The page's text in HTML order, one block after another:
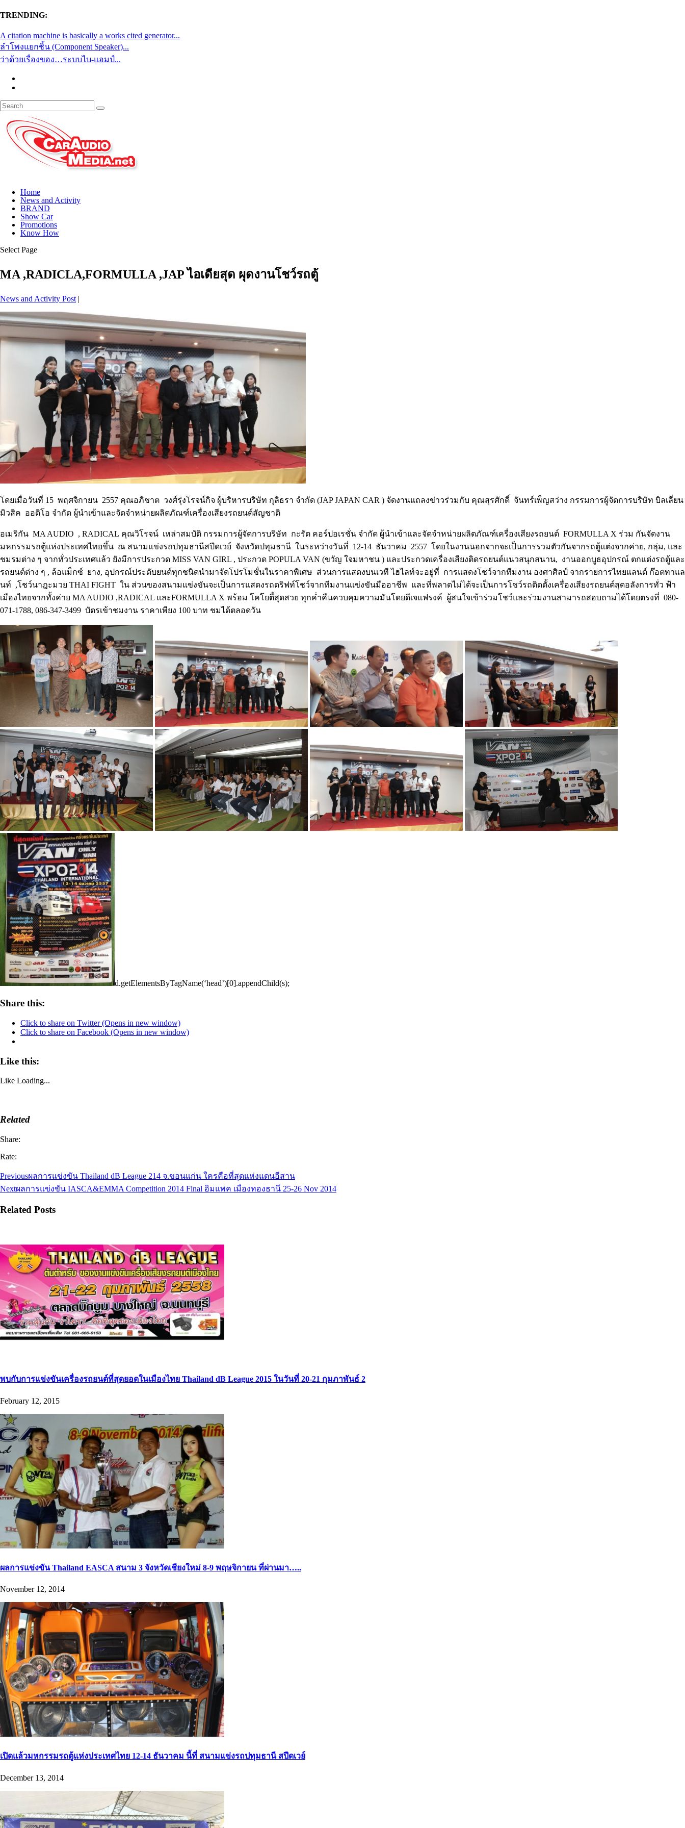
TRENDING:
A citation machine is basically a works cited generator...
ลำโพงแยกชิ้น (Component Speaker)...
ว่าด้วยเรื่องของ…ระบบไบ-แอมป์...
Home
News and Activity
BRAND
Show Car
Promotions
Know How
Select Page
MA ,RADICLA,FORMULLA ,JAP ไอเดียสุด ผุดงานโชว์รถตู้
News and Activity Post |
โดยเมื่อวันที่ 15 พฤศจิกายน 2557 คุณอภิชาต วงศ์รุ่งโรจน์กิจ ผู้บริหารบริษัท กุลิธรา จำกัด (JAP JAPAN CAR ) จัดงานแถลงข่าวร่วมกับ คุณสุรศักดิ์ จันทร์เพ็ญสว่าง กรรมการผู้จัดการบริษัท บิลเลี่ยน
มิวสิค ออดิโอ จำกัด ผู้นำเข้าและจัดจำหน่ายผลิตภัณฑ์เครื่องเสียงรถยนต์สัญชาติ
อเมริกัน MA AUDIO , RADICAL คุณวิโรจน์ เหล่าสมบัติ กรรมการผู้จัดการบริษัท กะรัต คอร์ปอเรชั่น จำกัด ผู้นำเข้าและจัดจำหน่ายผลิตภัณฑ์เครื่องเสียงรถยนต์ FORMULLA X ร่วม กันจัดงาน
มหกรรมรถตู้แห่งประเทศไทยขึ้น ณ สนามแข่งรถปทุมธานีสปีดเวย์ จังหวัดปทุมธานี ในระหว่างวันที่ 12-14 ธันวาคม 2557 โดยในงานนอกจากจะเป็นการรวมตัวกันจากรถตู้แต่งจากค่าย, กลุ่ม, และ
ชมรมต่าง ๆ จากทั่วประเทศแล้ว ยังมีการประกวด MISS VAN GIRL , ประกวด POPULA VAN (ขวัญ ใจมหาชน ) และประกวดเครื่องเสียงติดรถยนต์แนวสนุกสนาน, งานออกบูธอุปกรณ์ ตกแต่งรถตู้และ
รถยนต์ต่าง ๆ , ล้อแม็กซ์ ยาง, อุปกรณ์ประดับยนต์ทุกชนิดนำมาจัดโปรโมชั่นในราคาพิเศษ ส่วนการแสดงบนเวที ไฮไลท์จะอยู่ที่ การแสดงโชว์จากทีมงาน องศาศิลป์ จากรายการไทยแลนด์ ก๊อตทาแล
นท์ ,โชว์นาฎะมวย THAI FIGHT ใน ส่วนของสนามแข่งขันจะเป็นการแสดงรถดริฟท์โชว์จากทีมงานแข่งขันมืออาชีพ และที่พลาดไม่ได้จะเป็นการโชว์รถติดตั้งเครื่องเสียงรถยนต์สุดอลังการทั่ว ฟ้า
เมืองไทยจากทั้งค่าย MA AUDIO ,RADICAL และFORMULLA X พร้อม โคโยตี้สุดสวย ทุกค่ำคืนควบคุมความมันโดยดีเจแฟรงค์ ผู้สนใจเข้าร่วมโชว์และร่วมงานสามารถสอบถามได้โดยตรงที่ 080-
071-1788, 086-347-3499 บัตรเข้าชมงาน ราคาเพียง 100 บาท ชมได้ตลอดวัน
d.getElementsByTagName(‘head’)[0].appendChild(s);
Share this:
Click to share on Twitter (Opens in new window)
Click to share on Facebook (Opens in new window)
Like this:
Like Loading...
Related
Share:
Rate:
Previousผลการแข่งขัน Thailand dB League 214 จ.ขอนแก่น ใครคือที่สุดแห่งแดนอีสาน
Nextผลการแข่งขัน IASCA&EMMA Competition 2014 Final อิมแพค เมืองทองธานี 25-26 Nov 2014
Related Posts
พบกับการแข่งขันเครื่องรถยนต์ที่สุดยอดในเมืองไทย Thailand dB League 2015 ในวันที่ 20-21 กุมภาพันธ์ 2
February 12, 2015
ผลการแข่งขัน Thailand EASCA สนาม 3 จังหวัดเชียงใหม่ 8-9 พฤษจิกายน ที่ผ่านมา…..
November 12, 2014
เปิดแล้วมหกรรมรถตู้แห่งประเทศไทย 12-14 ธันวาคม นี้ที่ สนามแข่งรถปทุมธานี สปีดเวย์
December 13, 2014